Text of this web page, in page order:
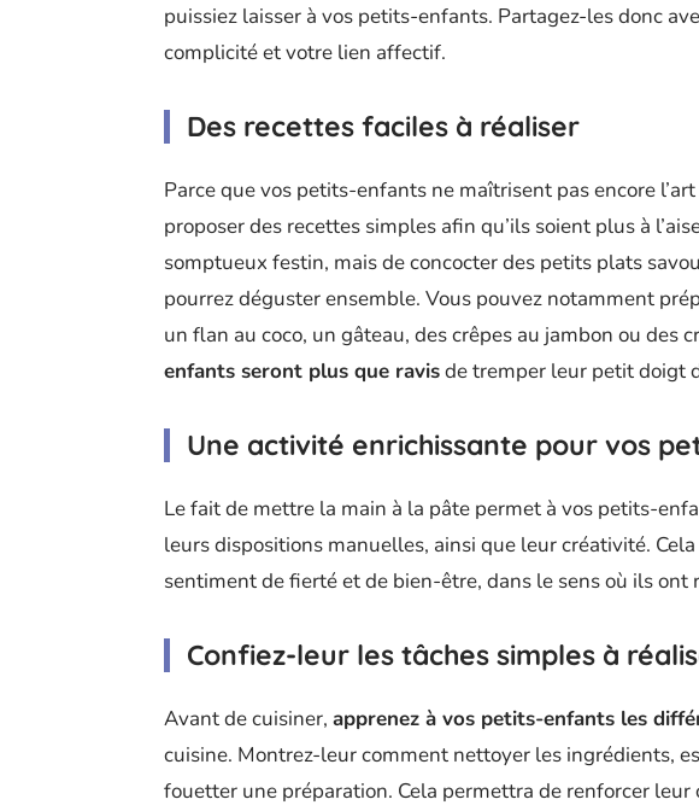
puissiez laisser à vos petits-enfants. Partagez-les donc
complicité et votre lien affectif.
Des recettes faciles à réaliser
Parce que vos petits-enfants ne maîtrisent pas encore
proposer des recettes simples afin qu’ils soient plus à
somptueux festin, mais de concocter des petits plats
pourrez déguster ensemble. Vous pouvez notamment
un flan au coco, un gâteau, des crêpes au jambon ou des
enfants seront plus que ravisde tremper leur petit doigt
Une activité enrichissante pour vos
Le fait de mettre la main à la pâte permet à vos petits-
leurs dispositions manuelles, ainsi que leur créativité.
sentiment de fierté et de bien-être, dans le sens où ils ont
Confiez-leur les tâches simples à
Avant de cuisiner, apprenez à vos petits-enfants les
cuisine. Montrez-leur comment nettoyer les ingrédients,
fouetter une préparation. Cela permettra de renforcer